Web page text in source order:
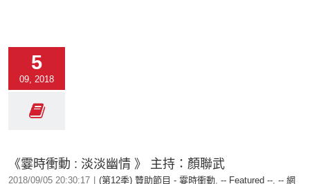
5
09, 2018
《霎時衝動 : 淡淡幽情 》 主持：顏聯武
2018/09/05 20:30:17 (第12季) 贊助節目 - 霎時衝動, -- Featured --, -- 網